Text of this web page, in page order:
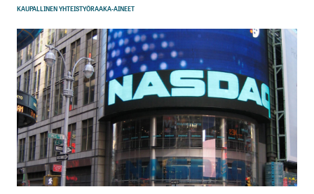
KAUPALLINEN YHTEISTYÖRAAKA-AINEET